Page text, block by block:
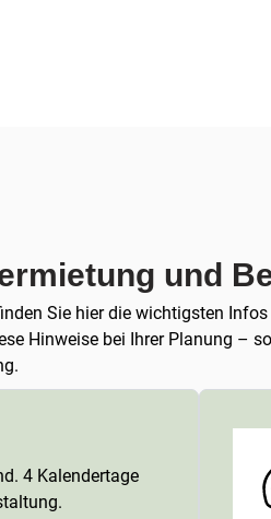
und
Sie hier die wichtigsten
Hinweise bei Ihrer Planung –
4 Kalendertage